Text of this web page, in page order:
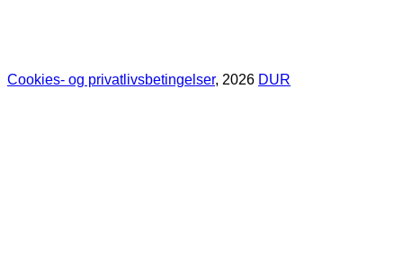
Cookies- og privatlivsbetingelser, 2026 DUR